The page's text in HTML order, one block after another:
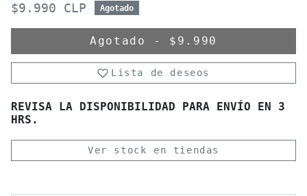
$9.990 CLP Agotado
Agotado - $9.990
Lista de deseos
REVISA LA DISPONIBILIDAD PARA ENVÍO EN 3
HRS.
Ver stock en tiendas